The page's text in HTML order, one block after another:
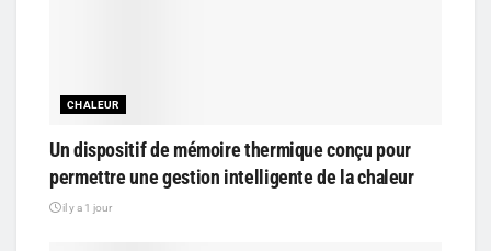
CHALEUR
Un dispositif de mémoire thermique conçu pour
permettre une gestion intelligente de la chaleur
il y a 1 jour